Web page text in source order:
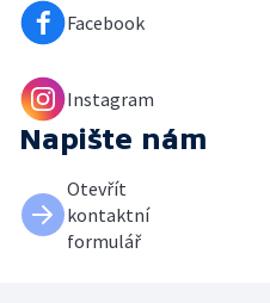
Facebook
Instagram
Napište nám
Otevřít
kontaktní
formulář